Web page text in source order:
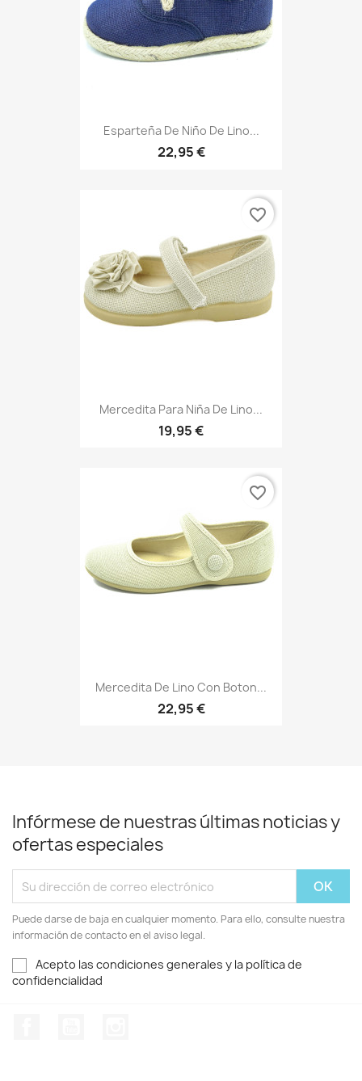
Esparteña De Niño De Lino...
22,95 €
Mercedita Para Niña De Lino...
19,95 €
favorite_border
Mercedita De Lino Con Boton...
22,95 €
favorite_border
Infórmese de nuestras últimas noticias y
ofertas especiales
Puede darse de baja en cualquier momento. Para ello, consulte nuestra
información de contacto en el aviso legal.
Acepto las condiciones generales y la política de
confidencialidad